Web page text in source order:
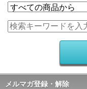
メルマガ登録・解除